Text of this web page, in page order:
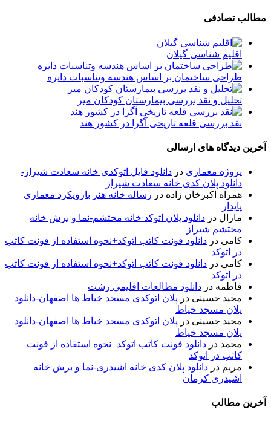
مطالب تصادفی
اقلیم شناسی گیلان
طراحی ساختمان بر اساس هندسه وتناسبات دایره
تحلیل و نقد بررسی بیمارستان کودکان میر
نقد بررسی قلعه تاریخی آگرا در کشور هند
آخرین دیدگاه های ارسالی
پروژه معماری در دانلود فایل اتوکدی خانه سعادت شیراز-
دانلود پلان کدی خانه سعادت شیراز
همراه اکبرخان زاده در رساله خانه هنر بارویکرد معماری
پایدار
مارال در دانلود پلان اتوکد خانه محتشم-نما و برش خانه
محتشم شیراز
کامی در دانلود فونت کاتب اتوکد+نحوه استفاده از فونت کاتب
در اتوکد
کامی در دانلود فونت کاتب اتوکد+نحوه استفاده از فونت کاتب
در اتوکد
فاطمه در دانلود مطالعات اقليمي رشت
مجید حسینی در پلان اتوکدی مسجد خیاط ها اصفهان-دانلود
پلان مسجد خیاط
مجید حسینی در پلان اتوکدی مسجد خیاط ها اصفهان-دانلود
پلان مسجد خیاط
محمد در دانلود فونت کاتب اتوکد+نحوه استفاده از فونت
کاتب در اتوکد
مریم در دانلود پلان کدی خانه اشیدری-نما و برش خانه
اشیدری کرمان
آخرین مطالب